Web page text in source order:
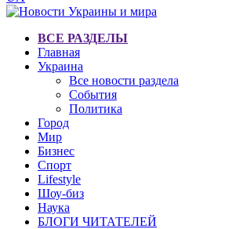
ВСЕ РАЗДЕЛЫ
Главная
Украина
Все новости раздела
События
Политика
Город
Мир
Бизнес
Спорт
Lifestyle
Шоу-биз
Наука
БЛОГИ ЧИТАТЕЛЕЙ